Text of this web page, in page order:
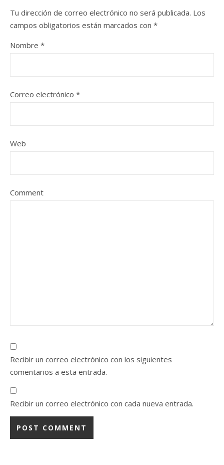
Tu dirección de correo electrónico no será publicada. Los
campos obligatorios están marcados con *
Nombre *
Correo electrónico *
Web
Comment
Recibir un correo electrónico con los siguientes
comentarios a esta entrada.
Recibir un correo electrónico con cada nueva entrada.